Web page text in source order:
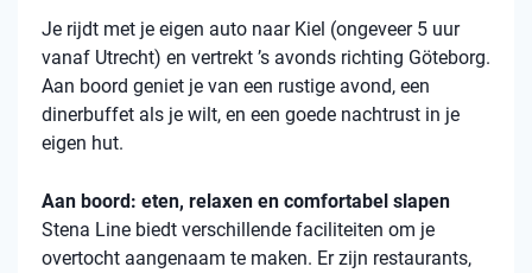
Je rijdt met je eigen auto naar Kiel (ongeveer 5 uur
vanaf Utrecht) en vertrekt ’s avonds richting Göteborg.
Aan boord geniet je van een rustige avond, een
dinerbuffet als je wilt, en een goede nachtrust in je
eigen hut.
Aan boord: eten, relaxen en comfortabel slapen
Stena Line biedt verschillende faciliteiten om je
overtocht aangenaam te maken. Er zijn restaurants,